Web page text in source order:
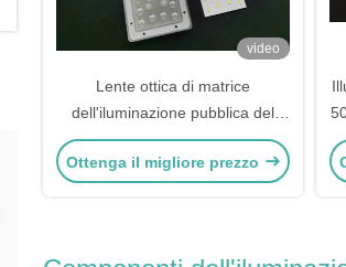
video
Lente ottica di matrice
dell'iluminazione pubblica del
modulo del PWB del modulo 50W
SMD3030 della lampada di via
Ottenga il migliore prezzo